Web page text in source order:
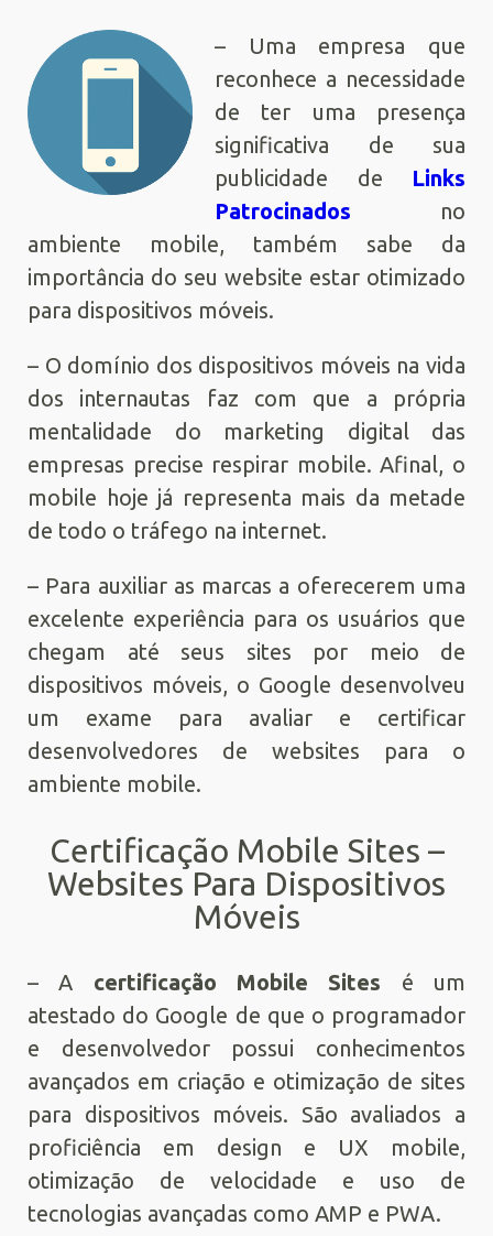
– Uma empresa que
reconhece a necessidade
de ter uma presença
significativa de sua
publicidade de Links
Patrocinados no
ambiente mobile, também sabe da
importância do seu website estar otimizado
para dispositivos móveis.
– O domínio dos dispositivos móveis na vida
dos internautas faz com que a própria
mentalidade do marketing digital das
empresas precise respirar mobile. Afinal, o
mobile hoje já representa mais da metade
de todo o tráfego na internet.
– Para auxiliar as marcas a oferecerem uma
excelente experiência para os usuários que
chegam até seus sites por meio de
dispositivos móveis, o Google desenvolveu
um exame para avaliar e certificar
desenvolvedores de websites para o
ambiente mobile.
Certificação Mobile Sites –
Websites Para Dispositivos
Móveis
– A certificação Mobile Sites é um
atestado do Google de que o programador
e desenvolvedor possui conhecimentos
avançados em criação e otimização de sites
para dispositivos móveis. São avaliados a
proficiência em design e UX mobile,
otimização de velocidade e uso de
tecnologias avançadas como AMP e PWA.